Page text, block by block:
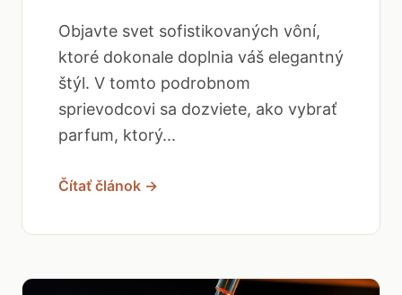
Objavte svet sofistikovaných vôní,
ktoré dokonale doplnia váš elegantný
štýl. V tomto podrobnom
sprievodcovi sa dozviete, ako vybrať
parfum, ktorý...
Čítať článok →